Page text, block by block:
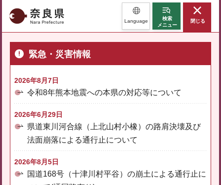
奈良県 Language
検索
メニュー
閉じる
緊急・災害情報
2026年8月7日
令和8年熊本地震への本県の対応等について
2026年6月29日
県道東川河合線（上北山村小橡）の路肩決壊及び
法面崩落による通行止について
2026年8月5日
国道168号（十津川村平谷）の崩土による通行止に